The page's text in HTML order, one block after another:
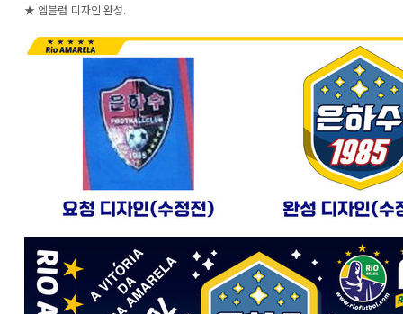
★ 엠블럼 디자인 완성.